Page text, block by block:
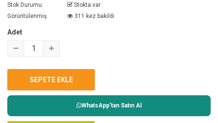
Stok Durumu:
Stokta var
Görüntülenmiş
311 kez bakıldı
Adet
WhatsApp'tan Satın Al